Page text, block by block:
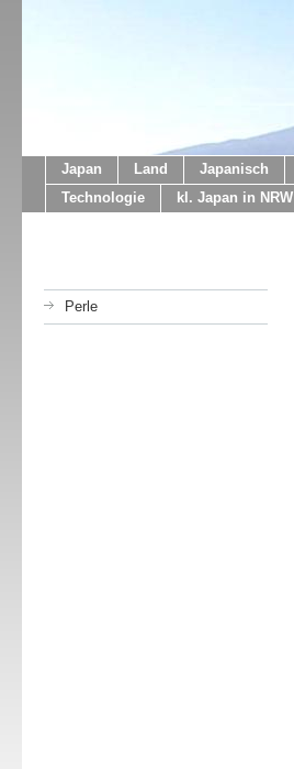
Japan Land Japanisch
Technologie
kl. Japan in NRW
Perle